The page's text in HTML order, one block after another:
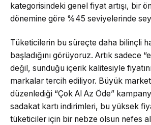
kategorisindeki genel fiyat artışı, bir
dönemine göre %45 seviyelerinde
Tüketicilerin bu süreçte daha bilinçli
başladığını görüyoruz. Artık sadece
değil, sunduğu içerik kalitesiyle
markalar tercih ediliyor. Büyük
düzenlediği “Çok Al Az Öde”
sadakat kartı indirimleri, bu yüksek
tüketiciler için bir nebze olsun nefes